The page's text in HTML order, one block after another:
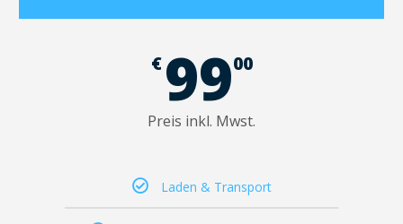
€ 9900
Preis inkl. Mwst.
Laden & Transport